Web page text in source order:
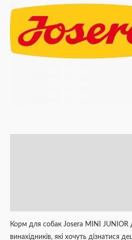
Корм для собак Josera MINI
винахідників, які хочуть дізнатися